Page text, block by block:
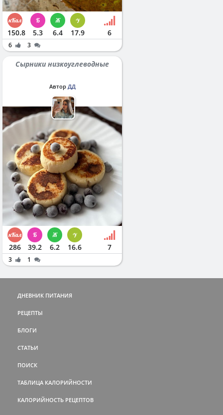
150.8 5.3 6.4 17.9 6
6 3
Сырники низкоуглеводные
Автор ДД
286 39.2 6.2 16.6 7
3 1
ДНЕВНИК ПИТАНИЯ
РЕЦЕПТЫ
БЛОГИ
СТАТЬИ
ПОИСК
ТАБЛИЦА КАЛОРИЙНОСТИ
КАЛОРИЙНОСТЬ РЕЦЕПТОВ